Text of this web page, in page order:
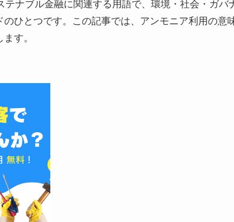
テナブル金融に関連する用語で、環境・社会・ガバ
ひとつです。この記事では、アンモニア利用の意
す。